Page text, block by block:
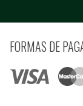
FORMAS DE